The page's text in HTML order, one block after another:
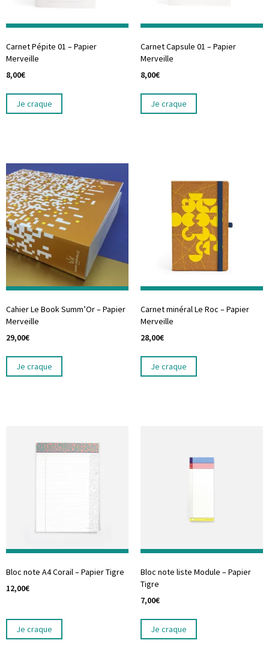
Carnet Pépite 01 – Papier
Merveille
8,00€
Je craque
Carnet Capsule 01 – Papier
Merveille
8,00€
Je craque
Cahier Le Book Summ’Or – Papier
Merveille
29,00€
Je craque
Carnet minéral Le Roc – Papier
Merveille
28,00€
Je craque
Bloc note A4 Corail – Papier Tigre
12,00€
Je craque
Bloc note liste Module – Papier
Tigre
7,00€
Je craque